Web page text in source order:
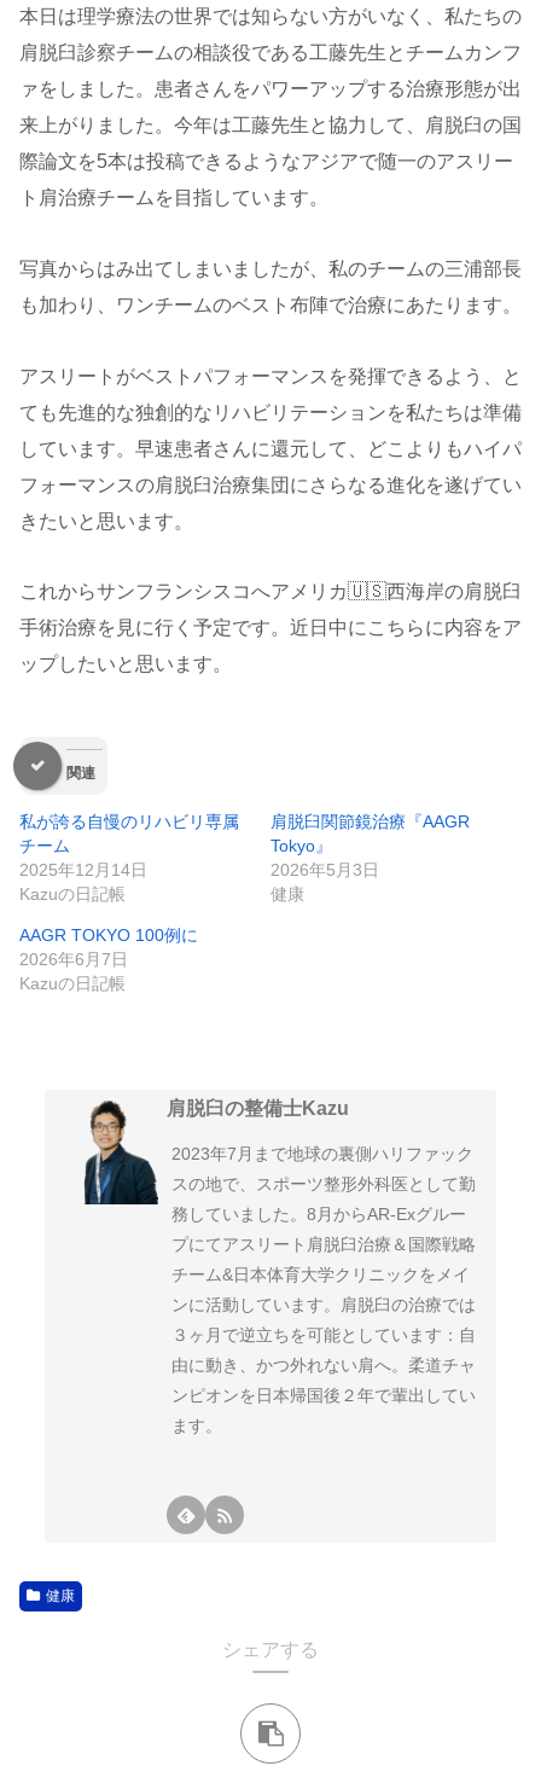
本日は理学療法の世界では知らない方がいなく、私たちの
肩脱臼診察チームの相談役である工藤先生とチームカンフ
ァをしました。患者さんをパワーアップする治療形態が出
来上がりました。今年は工藤先生と協力して、肩脱臼の国
際論文を5本は投稿できるようなアジアで随一のアスリー
ト肩治療チームを目指しています。
写真からはみ出てしまいましたが、私のチームの三浦部長
も加わり、ワンチームのベスト布陣で治療にあたります。
アスリートがベストパフォーマンスを発揮できるよう、と
ても先進的な独創的なリハビリテーションを私たちは準備
しています。早速患者さんに還元して、どこよりもハイパ
フォーマンスの肩脱臼治療集団にさらなる進化を遂げてい
きたいと思います。
これからサンフランシスコへアメリカ🇺🇸西海岸の肩脱臼
手術治療を見に行く予定です。近日中にこちらに内容をア
ップしたいと思います。
関連
私が誇る自慢のリハビリ専属
チーム
2025年12月14日
Kazuの日記帳
肩脱臼関節鏡治療『AAGR
Tokyo』
2026年5月3日
健康
AAGR TOKYO 100例に
2026年6月7日
Kazuの日記帳
肩脱臼の整備士Kazu
2023年7月まで地球の裏側ハリファック
スの地で、スポーツ整形外科医として勤
務していました。8月からAR-Exグルー
プにてアスリート肩脱臼治療＆国際戦略
チーム&日本体育大学クリニックをメイ
ンに活動しています。肩脱臼の治療では
３ヶ月で逆立ちを可能としています：自
由に動き、かつ外れない肩へ。柔道チャ
ンピオンを日本帰国後２年で輩出してい
ます。
健康
シェアする